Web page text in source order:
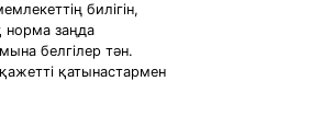
билігін,
норма заңда
белгілер тән.
қатынастармен